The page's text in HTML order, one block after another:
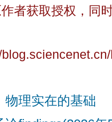
者获取授权，同
物理实在的基础